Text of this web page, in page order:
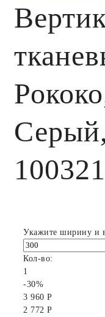
Укажите ширину и
Кол-во:
1
-30%
3 960 Р
2 772 Р